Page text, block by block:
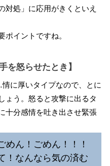
対処」に応用がきくといえ
ポイントですね。
を怒らせたとき】
に厚いタイプなので、とに
ょう。怒ると攻撃に出るタ
十分感情を吐き出させ緊張
めん！ごめん！！！
！なんなら気の済む